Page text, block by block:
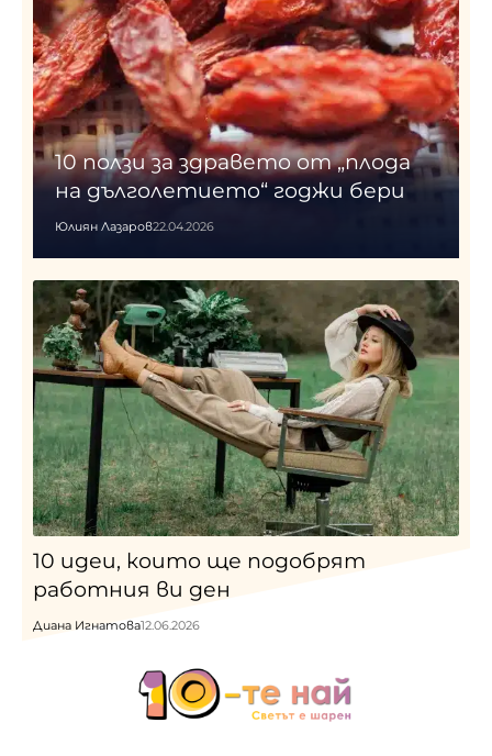
10 ползи за здравето от „плода
на дълголетието“ годжи бери
Юлиян Лазаров22.04.2026
10 идеи, които ще подобрят
работния ви ден
Диана Игнатова12.06.2026